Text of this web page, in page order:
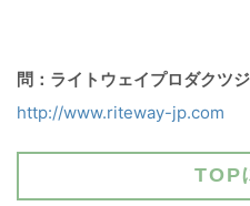
問：ライトウェイプロダクツ
http://www.riteway-jp.com
TOP